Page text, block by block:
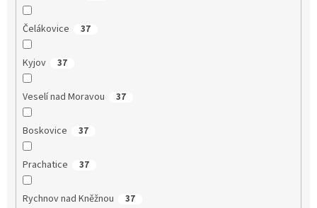
Čelákovice 37
Kyjov 37
Veselí nad Moravou 37
Boskovice 37
Prachatice 37
Rychnov nad Kněžnou 37